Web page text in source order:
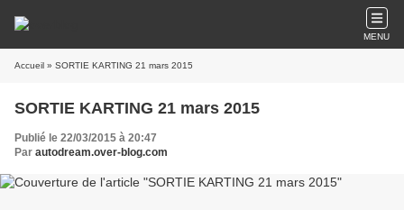
MENU
Accueil » SORTIE KARTING 21 mars 2015
SORTIE KARTING 21 mars 2015
Publié le 22/03/2015 à 20:47
Par autodream.over-blog.com